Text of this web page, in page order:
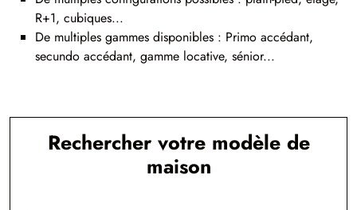
R+1, cubiques...
De multiples gammes disponibles : Primo accédant,
secundo accédant, gamme locative, sénior...
Rechercher votre modèle de
maison